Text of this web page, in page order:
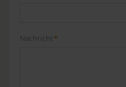
Pflichtfeld
Nachricht*